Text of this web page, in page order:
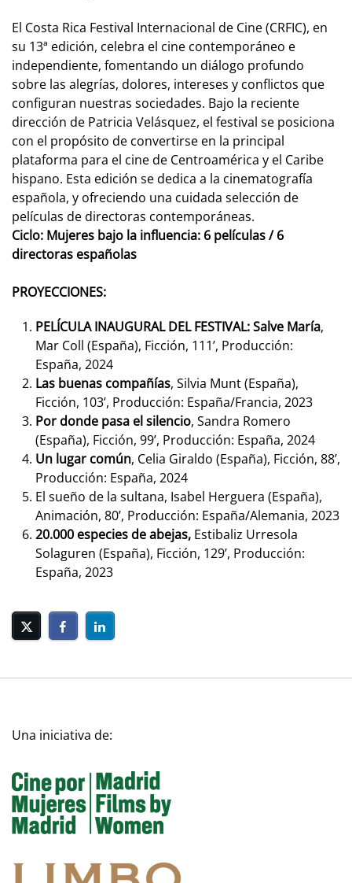
El Costa Rica Festival Internacional de Cine (CRFIC), en
su 13ª edición, celebra el cine contemporáneo e
independiente, fomentando un diálogo profundo
sobre las alegrías, dolores, intereses y conflictos que
configuran nuestras sociedades. Bajo la reciente
dirección de Patricia Velásquez, el festival se posiciona
con el propósito de convertirse en la principal
plataforma para el cine de Centroamérica y el Caribe
hispano. Esta edición se dedica a la cinematografía
española, y ofreciendo una cuidada selección de
películas de directoras contemporáneas.
Ciclo: Mujeres bajo la influencia: 6 películas / 6
directoras españolas
PROYECCIONES:
PELÍCULA INAUGURAL DEL FESTIVAL: Salve María,
Mar Coll (España), Ficción, 111’, Producción:
España, 2024
Las buenas compañías, Silvia Munt (España),
Ficción, 103’, Producción: España/Francia, 2023
Por donde pasa el silencio, Sandra Romero
(España), Ficción, 99’, Producción: España, 2024
Un lugar común, Celia Giraldo (España), Ficción, 88’,
Producción: España, 2024
El sueño de la sultana, Isabel Herguera (España),
Animación, 80’, Producción: España/Alemania, 2023
20.000 especies de abejas, Estibaliz Urresola
Solaguren (España), Ficción, 129’, Producción:
España, 2023
Una iniciativa de: